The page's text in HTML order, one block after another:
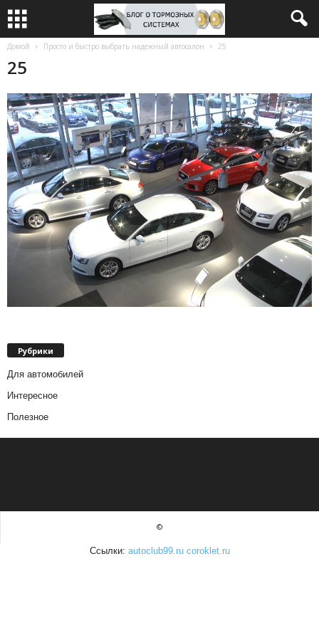
Домой Просто и быстро выбрать надежный автосалон 25
25
Рубрики
Для автомобилей
Интересное
Полезное
©
Ссылки: autoclub99.ru coroklet.ru